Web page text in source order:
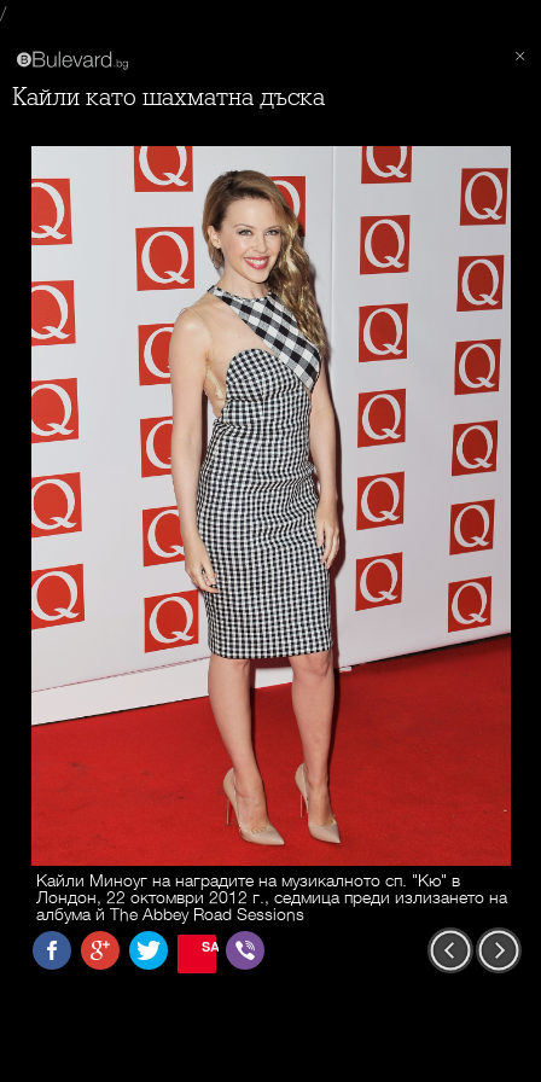
/
Кайли като шахматна дъска
Кайли Миноуг на наградите на музикалното сп. "Кю" в
Лондон, 22 октомври 2012 г., седмица преди излизането на
албума й The Abbey Road Sessions
SAVE